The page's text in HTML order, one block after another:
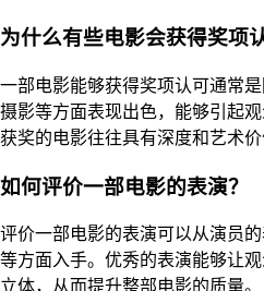
为什么有些电影会获得奖项
一部电影能够获得奖项认可通常
摄影等方面表现出色，能够引起
获奖的电影往往具有深度和艺术价
如何评价一部电影的表演？
评价一部电影的表演可以从演员
等方面入手。优秀的表演能够让
立体，从而提升整部电影的质量。